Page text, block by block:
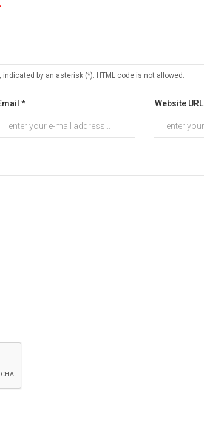
by an asterisk (*). HTML code is not allowed.
* Website URL